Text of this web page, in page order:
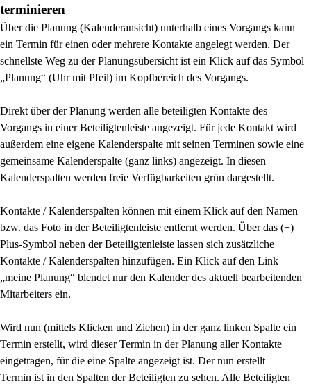
terminieren
Über die Planung (Kalenderansicht) unterhalb eines Vorgangs kann
ein Termin für einen odermehrere Kontakte angelegt werden. Der
schnellste Weg zu der Planungsübersicht ist ein Klick auf das Symbol
„Planung“ (Uhr mit Pfeil) im Kopfbereich des Vorgangs.
Direkt über der Planung werden alle beteiligten Kontakte des
Vorgangs in einer Beteiligtenleiste angezeigt. Für jede Kontakt wird
außerdem eine eigene Kalenderspalte mit seinen Terminen sowie eine
gemeinsame Kalenderspalte (ganz links) angezeigt. In diesen
Kalenderspalten werden freie Verfügbarkeiten grün dargestellt.
Kontakte / Kalenderspalten können mit einem Klick auf den Namen
bzw. das Foto in derBeteiligtenleiste entfernt werden. Über das (+)
Plus-Symbol neben der Beteiligtenleiste lassen sich zusätzliche
Kontakte / Kalenderspalten hinzufügen. Ein Klick auf den Link
„meine Planung“ blendet nur den Kalender des aktuell bearbeitenden
Mitarbeiters ein.
Wird nun (mittels Klicken und Ziehen) in der ganz linken Spalte ein
Termin erstellt, wird dieser Termin in der Planung aller Kontakte
eingetragen, für die eine Spalte angezeigt ist. Der nun erstellt
Termin ist in den Spalten der Beteiligten zu sehen. Alle Beteiligten